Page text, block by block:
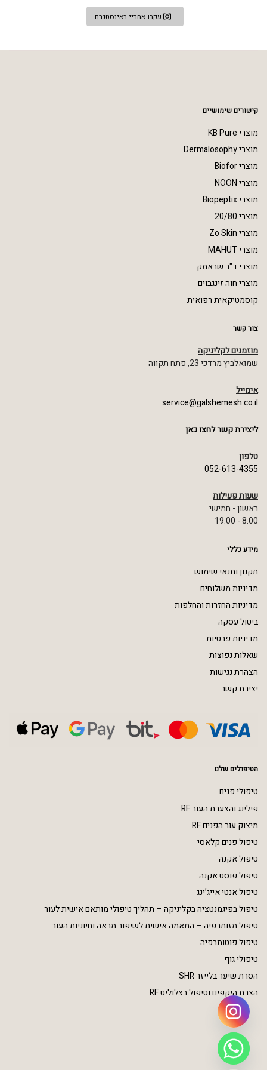
עקבו אחריי באינסטגרם
קישורים שימושיים
מוצרי KB Pure
מוצרי Dermalosophy
מוצרי Biofor
מוצרי NOON
מוצרי Biopeptix
מוצרי 20/80
מוצרי Zo Skin
מוצרי MAHUT
מוצרי ד"ר שראמק
מוצרי חוה זינגבוים
קוסמטיקאית רפואית
צור קשר
מוזמנים לקליניקה
שמואלביץ מרדכי 23, פתח תקווה
אימייל
service@galshemesh.co.il
ליצירת קשר לחצו כאן
טלפון
052-613-4355
שעות פעילות
ראשון - חמישי
8:00 - 19:00
מידע כללי
תקנון ותנאי שימוש
מדיניות משלוחים
מדיניות החזרות והחלפות
ביטול עסקה
מדיניות פרטיות
שאלות נפוצות
הצהרת נגישות
יצירת קשר
הטיפולים שלנו
טיפולי פנים
פילינג והצערת העור RF
מיצוק עור הפנים RF
טיפול פנים קלאסי
טיפול אקנה
טיפול פוסט אקנה
טיפול אנטי אייג’ינג
טיפול בפיגמנטציה בקליניקה – תהליך טיפולי מותאם אישית לעור
טיפול מזותרפיה – התאמה אישית לשיפור מראה וחיוניות העור
טיפול פוטותרפיה
טיפולי גוף
הסרת שיער בלייזר SHR
הצרת היקפים וטיפול בצלוליט RF